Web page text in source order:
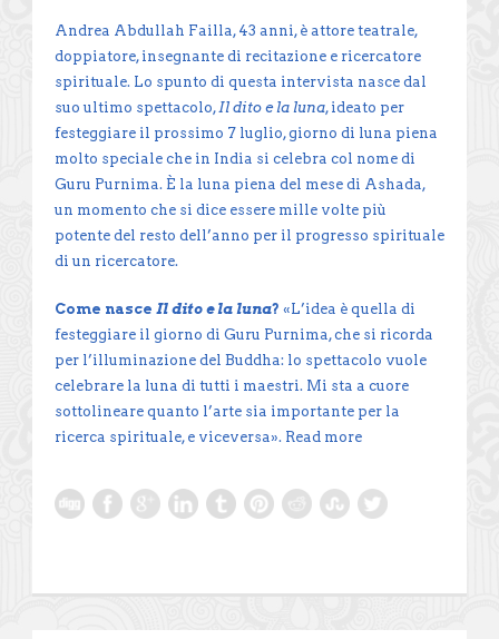
Andrea Abdullah Failla, 43 anni, è attore teatrale,
doppiatore, insegnante di recitazione e ricercatore
spirituale. Lo spunto di questa intervista nasce dal
suo ultimo spettacolo, Il dito e la luna, ideato per
festeggiare il prossimo 7 luglio, giorno di luna piena
molto speciale che in India si celebra col nome di
Guru Purnima. È la luna piena del mese di Ashada,
un momento che si dice essere mille volte più
potente del resto dell’anno per il progresso spirituale
di un ricercatore.
Come nasce Il dito e la luna? «L’idea è quella di
festeggiare il giorno di Guru Purnima, che si ricorda
per l’illuminazione del Buddha: lo spettacolo vuole
celebrare la luna di tutti i maestri. Mi sta a cuore
sottolineare quanto l’arte sia importante per la
ricerca spirituale, e viceversa». Read more